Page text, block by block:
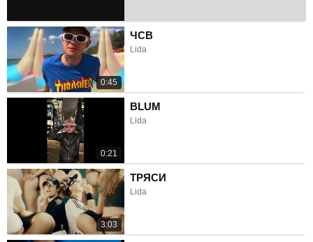
0:45
ЧСВ
Lida
0:21
BLUM
Lida
3:03
ТРЯСИ
Lida